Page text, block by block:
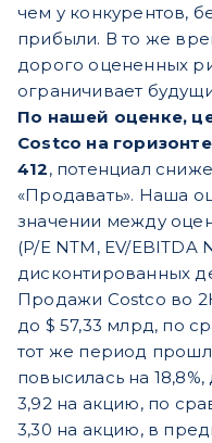
чем у конкурентов,
прибыли. В то же
дорого оцененных
ограничивает
По нашей оценке,
Costco на
412, потенциал
«Продавать». Наша
значении между
(P/E NTM, EV/EBITDA
дисконтированных
Продажи Costco во
до $ 57,33 млрд, по
тот же период
повысилась на
3,92 на акцию, по
3,30 на акцию, в